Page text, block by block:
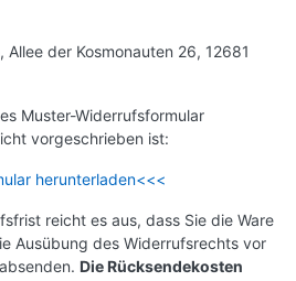
Allee der Kosmonauten 26, 12681
Muster-Widerrufsformular
vorgeschrieben ist:
herunterladen<<<
reicht es aus, dass Sie die Ware
Ausübung des Widerrufsrechts vor
Die Rücksendekosten